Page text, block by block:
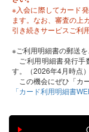
※入会に際してカード
ます。なお、審査の上
引き続きサービスご利
※ご利用明細書の郵送
ご利用明細書発行手
す。（2026年4月時点）
この機会にぜひ「カ
「カード利用明細書